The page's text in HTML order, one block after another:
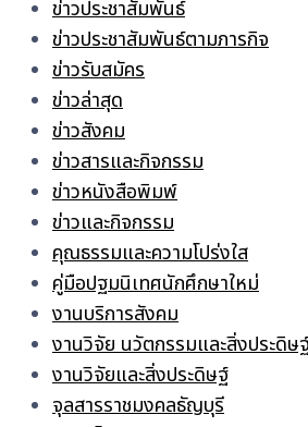
ข่าวประชาสัมพันธ์
ข่าวประชาสัมพันธ์ตามภารกิจ
ข่าวรับสมัคร
ข่าวล่าสุด
ข่าวสังคม
ข่าวสารและกิจกรรม
ข่าวหนังสือพิมพ์
ข่าวและกิจกรรม
คุณธรรมและความโปร่งใส
คู่มือปฐมนิเทศนักศึกษาใหม่
งานบริการสังคม
งานวิจัย นวัตกรรมและสิ่งประดิษ
งานวิจัยและสิ่งประดิษฐ์
จุลสารราชมงคลธัญบุรี